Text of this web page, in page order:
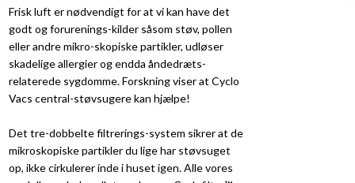
Frisk luft er nødvendigt for at vi kan have det
godt og forurenings-kilder såsom støv, pollen
eller andre mikro-skopiske partikler, udløser
skadelige allergier og endda åndedræts-
relaterede sygdomme. Forskning viser at Cyclo
Vacs central-støvsugere kan hjælpe!
Det tre-dobbelte filtrerings-system sikrer at de
mikroskopiske partikler du lige har støvsuget
op, ikke cirkulerer inde i huset igen. Alle vores